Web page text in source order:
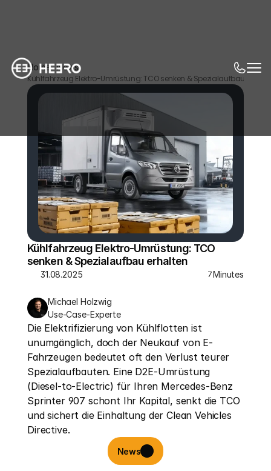
Home News
Kühlfahrzeug Elektro-Umrüstung: TCO senken & Spezialaufbau
Kühlfahrzeug Elektro-Umrüstung: TCO
senken & Spezialaufbau erhalten
31.08.2025 7Minutes
Michael Holzwig
Use-Case-Experte
Die Elektrifizierung von Kühlflotten ist
unumgänglich, doch der Neukauf von E-
Fahrzeugen bedeutet oft den Verlust teurer
Spezialaufbauten. Eine D2E-Umrüstung
(Diesel-to-Electric) für Ihren Mercedes-Benz
Sprinter 907 schont Ihr Kapital, senkt die TCO
und sichert die Einhaltung der Clean Vehicles
Directive.
News